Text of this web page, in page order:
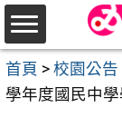
跳
至
主
要
首頁 > 校園公告
學年度國民中
選
單